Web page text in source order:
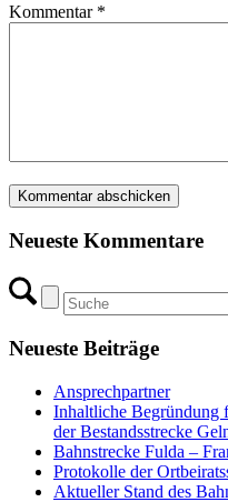
Kommentar *
Neueste Kommentare
Neueste Beiträge
Ansprechpartner
Inhaltliche Begründung
der Bestandsstrecke
Bahnstrecke Fulda –
Protokolle der
Aktueller Stand des